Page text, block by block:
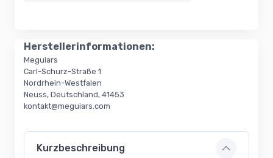
Herstellerinformationen:
Meguiars
Carl-Schurz-Straße 1
Nordrhein-Westfalen
Neuss, Deutschland, 41453
kontakt@meguiars.com
Kurzbeschreibung